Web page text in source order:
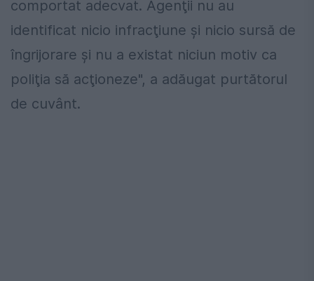
comportat adecvat. Agenţii nu au
identificat nicio infracţiune şi nicio sursă de
îngrijorare şi nu a existat niciun motiv ca
poliţia să acţioneze", a adăugat purtătorul
de cuvânt.